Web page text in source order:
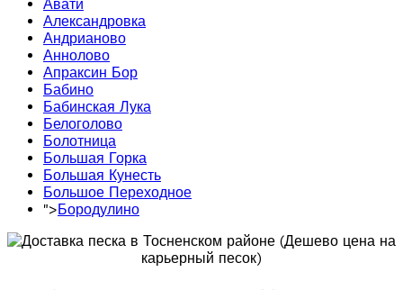
Авати
Александровка
Андрианово
Аннолово
Апраксин Бор
Бабино
Бабинская Лука
Белоголово
Болотница
Большая Горка
Большая Кунесть
Большое Переходное
">Бородулино